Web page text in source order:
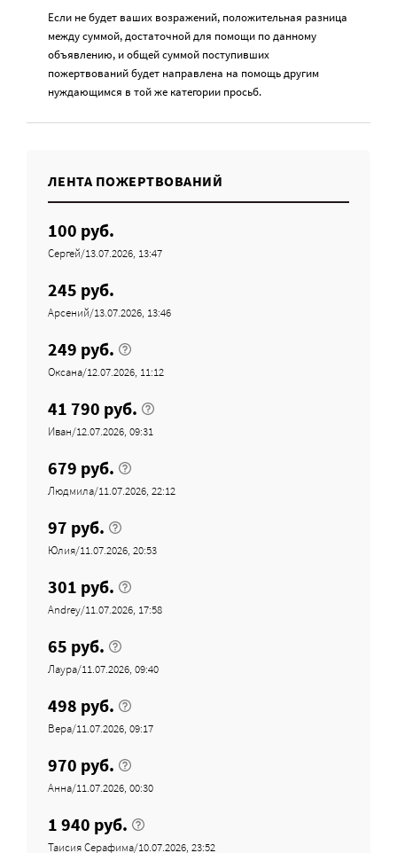
Если не будет ваших возражений, положительная разница
между суммой, достаточной для помощи по данному
объявлению, и общей суммой поступивших
пожертвований будет направлена на помощь другим
нуждающимся в той же категории просьб.
ЛЕНТА ПОЖЕРТВОВАНИЙ
100 руб.
Сергей/13.07.2026, 13:47
245 руб.
Арсений/13.07.2026, 13:46
249 руб.
Оксана/12.07.2026, 11:12
41 790 руб.
Иван/12.07.2026, 09:31
679 руб.
Людмила/11.07.2026, 22:12
97 руб.
Юлия/11.07.2026, 20:53
301 руб.
Andrey/11.07.2026, 17:58
65 руб.
Лаура/11.07.2026, 09:40
498 руб.
Вера/11.07.2026, 09:17
970 руб.
Анна/11.07.2026, 00:30
1 940 руб.
Таисия Серафима/10.07.2026, 23:52